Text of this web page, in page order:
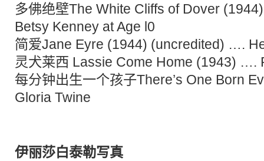
多佛绝壁The White Cliffs of Dover
Betsy Kenney at Age l0
简爱Jane Eyre (1944) (uncredited) ….
灵犬莱西 Lassie Come Home (1943) ….
每分钟出生一个孩子There’s One Born
Gloria Twine
伊丽莎白泰勒写真